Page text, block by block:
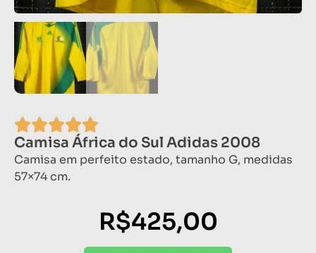
Camisa África do Sul Adidas 2008
Camisa em perfeito estado, tamanho G, medidas
57×74 cm.
R$425,00